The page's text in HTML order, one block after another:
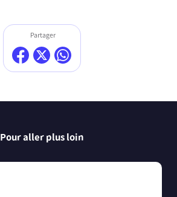
Partager
Pour aller plus loin